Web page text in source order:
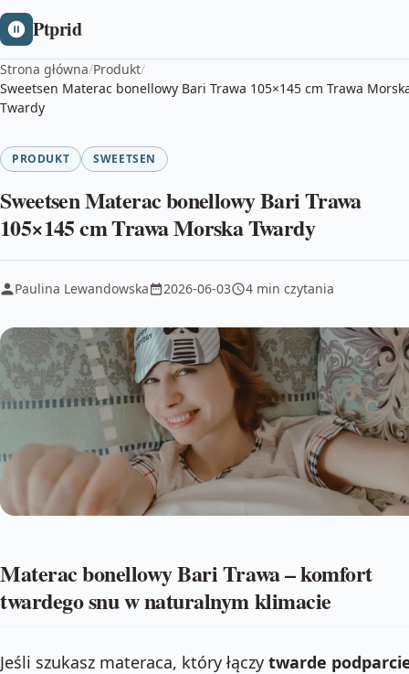
Ptprid
Strona główna/Produkt/
Sweetsen Materac bonellowy Bari Trawa 105×145 cm Trawa
Twardy
PRODUKT SWEETSEN
Sweetsen Materac bonellowy Bari Trawa
105×145 cm Trawa Morska Twardy
Paulina Lewandowska 2026-06-03 4 min czytania
Materac bonellowy Bari Trawa – komfort
twardego snu w naturalnym klimacie
Jeśli szukasz materaca, który łączy twarde